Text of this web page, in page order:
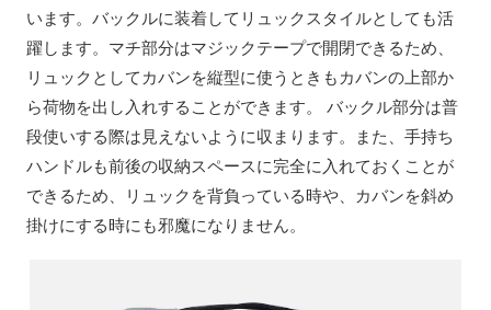
います。バックルに装着してリュックスタイルとしても活
躍します。マチ部分はマジックテープで開閉できるため、
リュックとしてカバンを縦型に使うときもカバンの上部か
ら荷物を出し入れすることができます。 バックル部分は普
段使いする際は見えないように収まります。また、手持ち
ハンドルも前後の収納スペースに完全に入れておくことが
できるため、リュックを背負っている時や、カバンを斜め
掛けにする時にも邪魔になりません。